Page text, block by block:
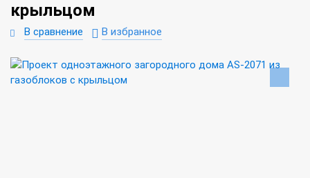
крыльцом
В сравнение В избранное